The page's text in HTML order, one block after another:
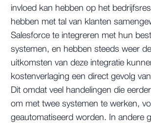
invloed kan hebben op het
hebben met tal van klanten
Salesforce te integreren met hun
systemen, en hebben steeds weer
uitkomsten van deze integratie
kostenverlaging een direct gevolg
Dit omdat veel handelingen die
om met twee systemen te werken,
geautomatiseerd worden. In andere